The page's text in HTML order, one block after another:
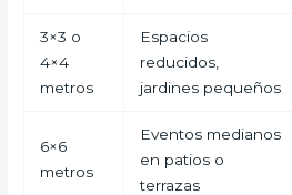
3×3 o
4×4
metros
Espacios
reducidos,
jardines pequeños
6×6
metros
Eventos medianos
en patios o
terrazas